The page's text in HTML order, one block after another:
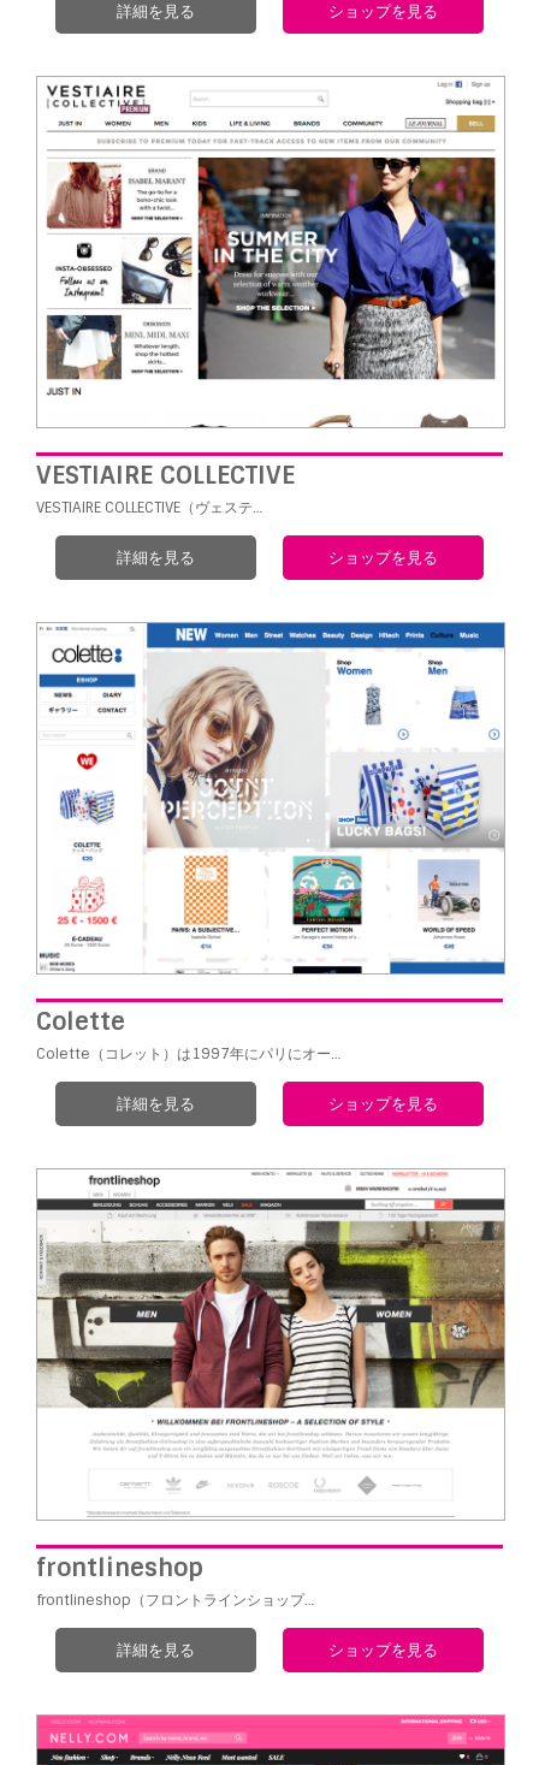
詳細を見る ショップを見る
VESTIAIRE COLLECTIVE
VESTIAIRE COLLECTIVE（ヴェステ…
詳細を見る ショップを見る
Colette
Colette（コレット）は1997年にパリにオー…
詳細を見る ショップを見る
frontlineshop
frontlineshop（フロントラインショップ…
詳細を見る ショップを見る